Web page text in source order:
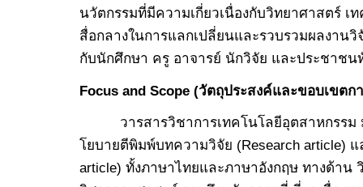
นวัตกรรมที่มีความเกี่ยวเนื่องกับวิทยาศาสตร์ เ
สื่อกลางในการแลกเปลี่ยนและรวบรวมผลงาน
กับนักศึกษา ครู อาจารย์ นักวิจัย และประชาชน
Focus and Scope (วัตถุประสงค์และขอบเขตก
วารสารวิชาการเทคโนโลยีอุตสาหกรรม
โยบายตีพิมพ์บทความวิจัย (Research article)
article) ทั้งภาษาไทยและภาษาอังกฤษ ทางด้าน